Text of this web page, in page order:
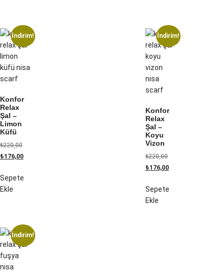
İndirim!
Konfor
Relax
Şal –
Limon
Küfü
₺220,00
₺176,00
Sepete
Ekle
İndirim!
Konfor
Relax
Şal –
Koyu
Vizon
₺220,00
₺176,00
Sepete
Ekle
İndirim!